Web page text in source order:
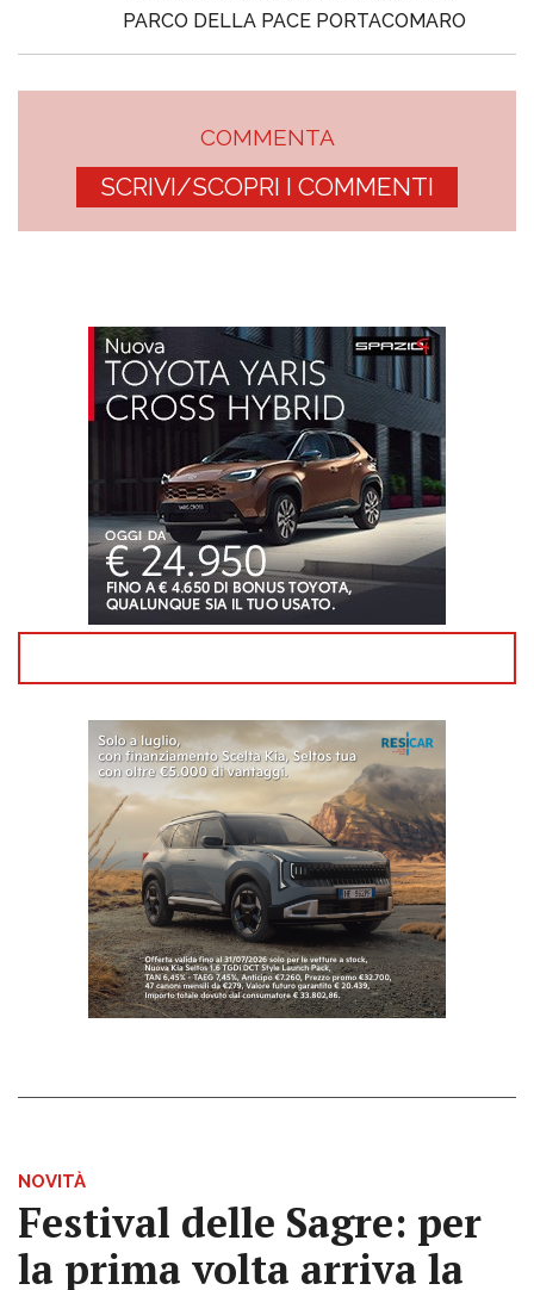
PARCO DELLA PACE PORTACOMARO
COMMENTA
SCRIVI/SCOPRI I COMMENTI
NOVITÀ
Festival delle Sagre: per
la prima volta arriva la